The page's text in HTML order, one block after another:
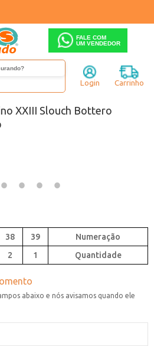
FALE COM
UM VENDEDOR
Login Carrinho
alto
XXIII Slouch Bottero
38
39
2 1 Quantidade